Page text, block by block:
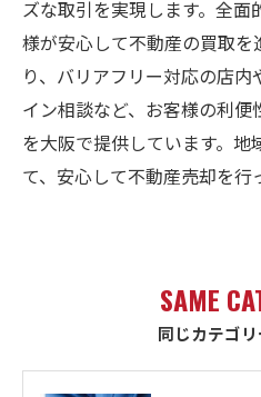
ズな取引を実現します。全
様が安心して不動産の買取
り、バリアフリー対応の店
イン相談など、お客様の利
を大阪で提供しています。
て、安心して不動産売却を行
同じカテゴ
SAME